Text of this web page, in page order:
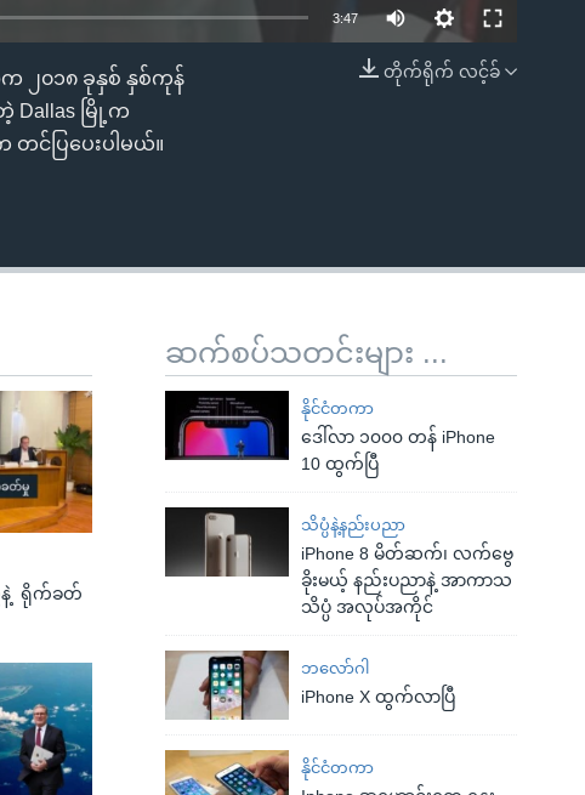
EMBED
3:47
တိုက်ရိုက် လင့်ခ်
၂၀၁၈ ခုနှစ် နှစ်ကုန်
Dallas မြို့က
င်ပြပေးပါမယ်။
ဆက်စပ်သတင်းများ ...
နိုင်ငံတကာ
ဒေါ်လာ ၁၀၀၀ တန် iPhone
10 ထွက်ပြီ
သိပ္ပံနဲ့နည်းပညာ
iPhone 8 မိတ်ဆက်၊ လက်ဗွေ
ခိုးမယ့် နည်းပညာနဲ့ အာကာသ
သိပ္ပံ အလုပ်အကိုင်
ဘလော်ဂါ
iPhone X ထွက်လာပြီ
နိုင်ငံတကာ
ရိုက်ခတ်